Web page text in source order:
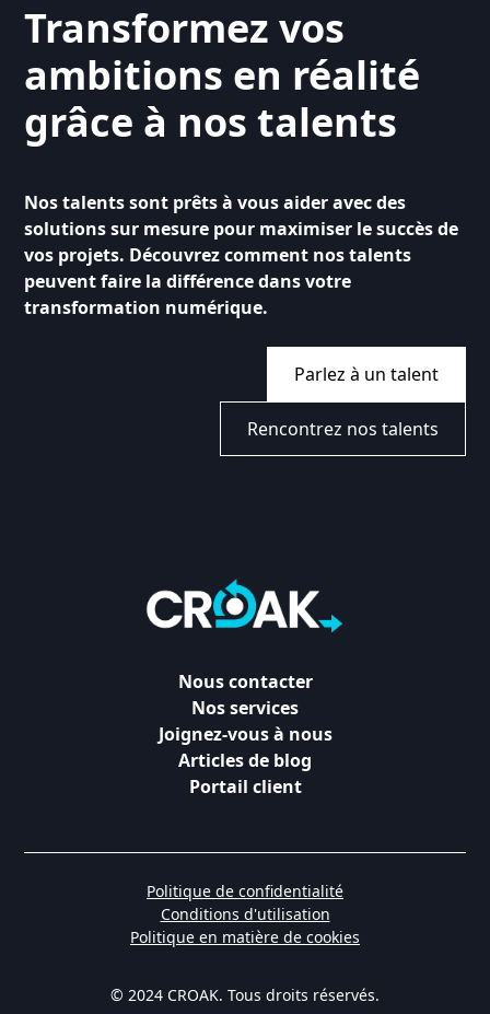
Transformez vos
ambitions en réalité
grâce à nos talents
Nos talents sont prêts à vous aider avec des
solutions sur mesure pour maximiser le succès de
vos projets. Découvrez comment nos talents
peuvent faire la différence dans votre
transformation numérique.
Parlez à un talent
Rencontrez nos talents
Nous contacter
Nos services
Joignez-vous à nous
Articles de blog
Portail client
© 2024 CROAK. Tous droits réservés.
Politique de confidentialité
Conditions d'utilisation
Politique en matière de cookies